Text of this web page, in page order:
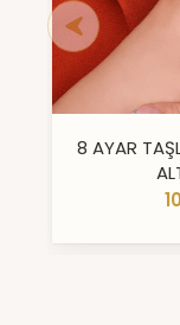
8 AYAR